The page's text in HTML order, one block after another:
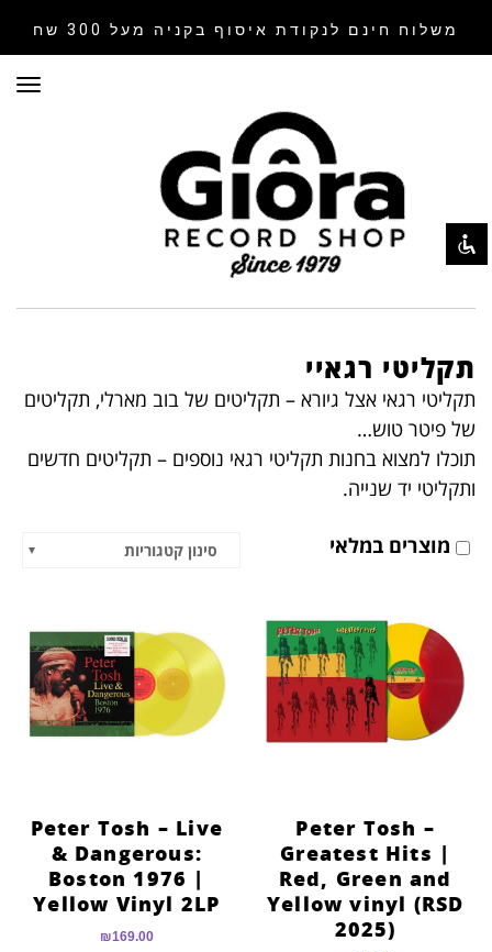
השבת את ההבזקים
סמן כותרות
צבע רקע
זום (הקטנה)
add_circle_outline הגדלת גופן
spellcheck גופן קריא
brightness_high ניגודיות בהירה
brightness_low ניגודיות כהה
font_download סמן קישורים
את
כל
האפשרויות
משלוח חינם לנקודת איסוף בקניה מעל 300 שח
תקליטי רגאיי
תקליטי רגאי אצל גיורא – תקליטים של בוב מארלי, תקליטים
של פיטר טוש…
תוכלו למצוא בחנות תקליטי רגאי נוספים – תקליטים חדשים
ותקליטי יד שנייה.
סינון קטגוריות מוצרים במלאי
Peter Tosh –
Greatest Hits |
Red, Green and
Yellow vinyl (RSD
2025)
Peter Tosh – Live
& Dangerous:
Boston 1976 |
Yellow Vinyl 2LP
₪169.00